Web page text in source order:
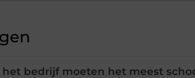
bedrijf moeten het meest